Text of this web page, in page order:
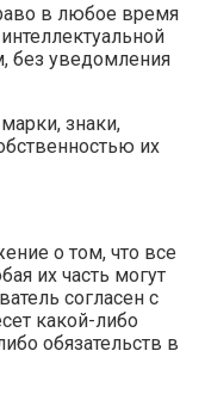
в любое время
без уведомления
знаки,
их
о том, что все
их часть могут
согласен с
какой-либо
обязательств в